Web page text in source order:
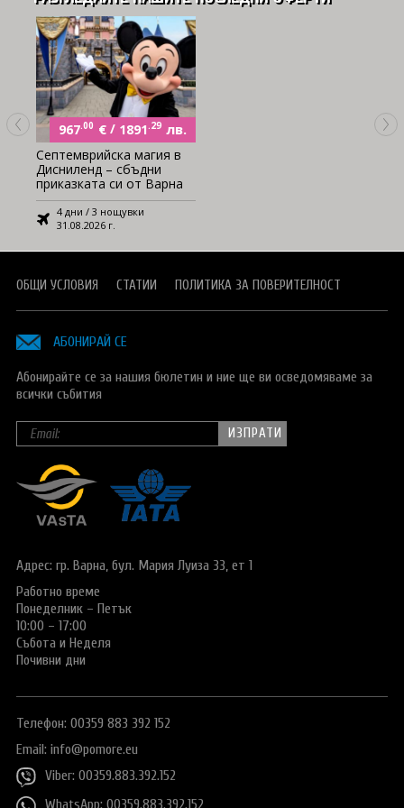
967.00 €/ 1891.29 лв.
Септемврийска магия в
Дисниленд – сбъдни
приказката си от Варна
4 дни / 3 нощувки
31.08.2026 г.
ОБЩИ УСЛОВИЯ СТАТИИ ПОЛИТИКА ЗА ПОВЕРИТЕЛНОСТ
АБОНИРАЙ СЕ
Абонирайте се за нашия бюлетин и ние ще ви осведомяваме за
всички събития
Адрес: гр. Варна, бул. Мария Луиза 33, ет 1
Работно време
Понеделник – Петък
10:00 – 17:00
Събота и Неделя
Почивни дни
Телефон: 00359 883 392 152
Email: info@pomore.eu
Viber: 00359.883.392.152
WhatsApp: 00359.883.392.152